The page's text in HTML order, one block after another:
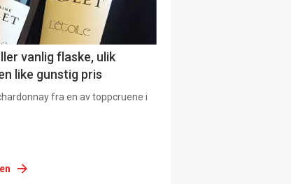
vanlig flaske, ulik
like gunstig pris
fra en av toppcruene i